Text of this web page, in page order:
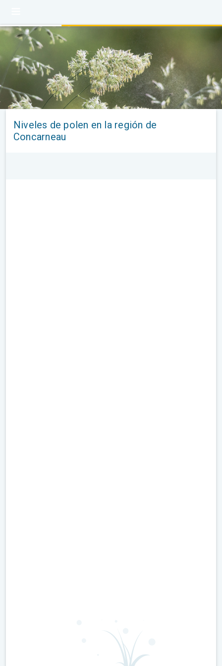
Niveles de polen en la región de
Concarneau